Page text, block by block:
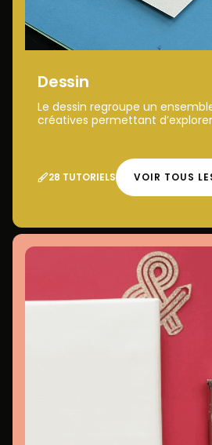
Dessin
Le dessin regroupe un
créatives permettant d’explorer
28 TUTORIELS VOIR TOUS